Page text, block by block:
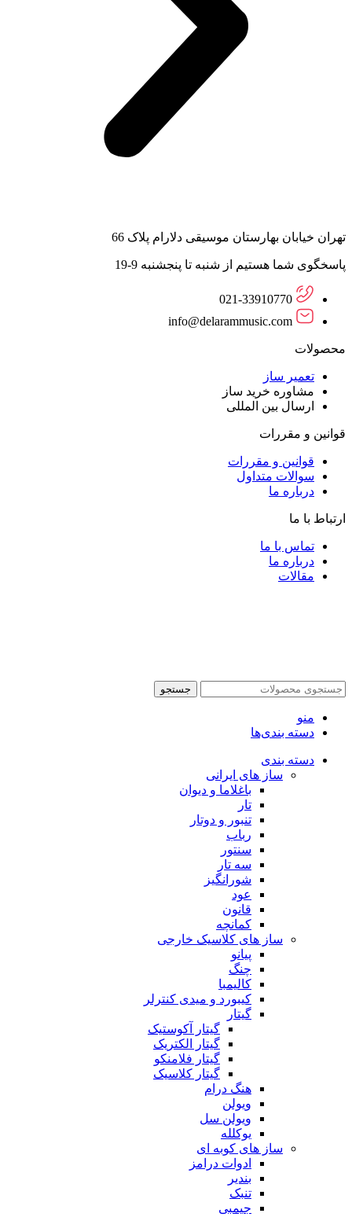
تهران خیابان بهارستان موسیقی دلارام پلاک 66
پاسخگوی شما هستیم از شنبه تا پنجشنبه 9-19
021-33910770
info@delarammusic.com
محصولات
تعمیر ساز
مشاوره خرید ساز
ارسال بین المللی
قوانین و مقررات
قوانین و مقررات
سوالات متداول
درباره ما
ارتباط با ما
تماس با ما
درباره ما
مقالات
جستجو
منو
دسته بندی‌ها
دسته بندی
ساز های ایرانی
باغلاما و دیوان
تار
تنبور و دوتار
رباب
سنتور
سه تار
شورانگیز
عود
قانون
کمانچه
ساز های کلاسیک خارجی
پیانو
چنگ
کالیمبا
کیبورد و میدی کنترلر
گیتار
گیتار آکوستیک
گیتار الکتریک
گیتار فلامنکو
گیتار کلاسیک
هنگ درام
ویولن
ویولن سل
یوکلله
ساز های کوبه ای
ادوات درامز
بندیر
تنبک
جیمبی